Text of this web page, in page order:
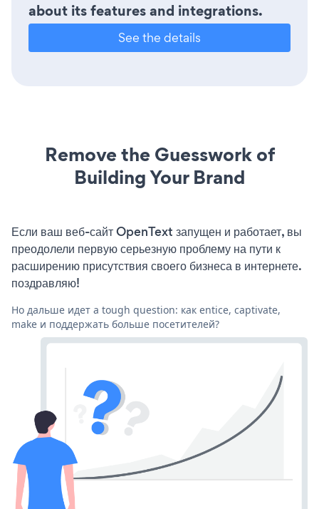
about its features and integrations.
See the details
Remove the Guesswork of
Building Your Brand
Если ваш веб-сайт OpenText запущен и работает, вы
преодолели первую серьезную проблему на пути к
расширению присутствия своего бизнеса в интернете.
поздравляю!
Но дальше идет a tough question: как entice, captivate,
make и поддержать больше посетителей?